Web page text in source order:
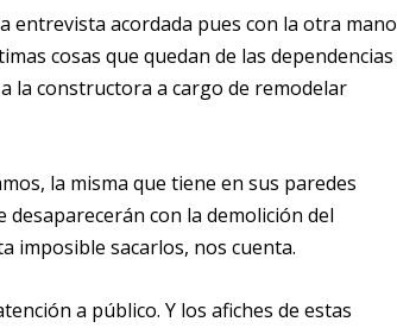
entrevista acordada pues con la otra mano
cosas que quedan de las dependencias
la constructora a cargo de remodelar
la misma que tiene en sus paredes
con la demolición del
imposible sacarlos, nos cuenta.
a público. Y los afiches de estas